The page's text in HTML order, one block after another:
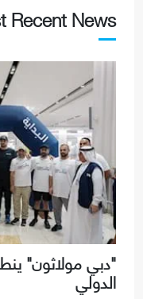
Recent News
"دبي مولاثون"
الدولي